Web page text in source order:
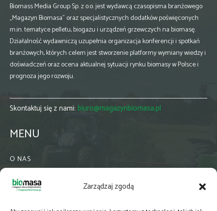
Zarządzaj zgodą
Biomass Media Group Sp. z o.o. jest wydawcą czasopisma branżowego
„Magazyn Biomasa” oraz specjalistycznych dodatków poświęconych
m.in. tematyce pelletu, biogazu i urządzeń grzewczych na biomasę.
Działalność wydawniczą uzupełnia organizacja konferencji i spotkań
branżowych, których celem jest stworzenie platformy wymiany wiedzy i
doświadczeń oraz ocena aktualnej sytuacji rynku biomasy w Polsce i
prognoza jego rozwoju.
Skontaktuj się z nami: biuro@magazynbiomasa.pl
MENU
O NAS
WSPÓŁPRACA